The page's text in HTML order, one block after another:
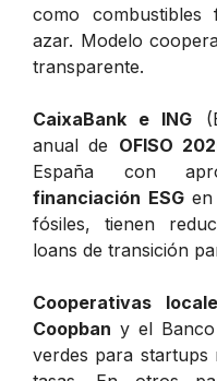
como
azar. Modelo
transparente.
CaixaBank e ING
anual de OFISO
España con
financiación ESGen
fósiles, tienen
loans de transición
Cooperativas
Coopban y el
verdes para startups